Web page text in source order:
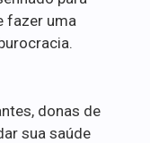
fazer uma
donas de
sua saúde